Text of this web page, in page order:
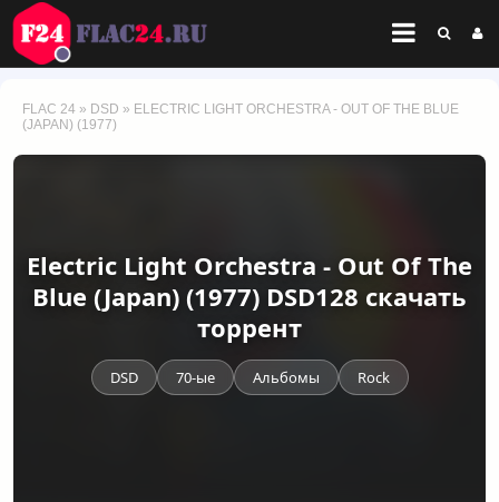
FLAC 24 » DSD » ELECTRIC LIGHT ORCHESTRA - OUT OF THE BLUE
(JAPAN) (1977)
Electric Light Orchestra - Out Of The
Blue (Japan) (1977) DSD128 скачать
торрент
DSD 70-ые Альбомы Rock